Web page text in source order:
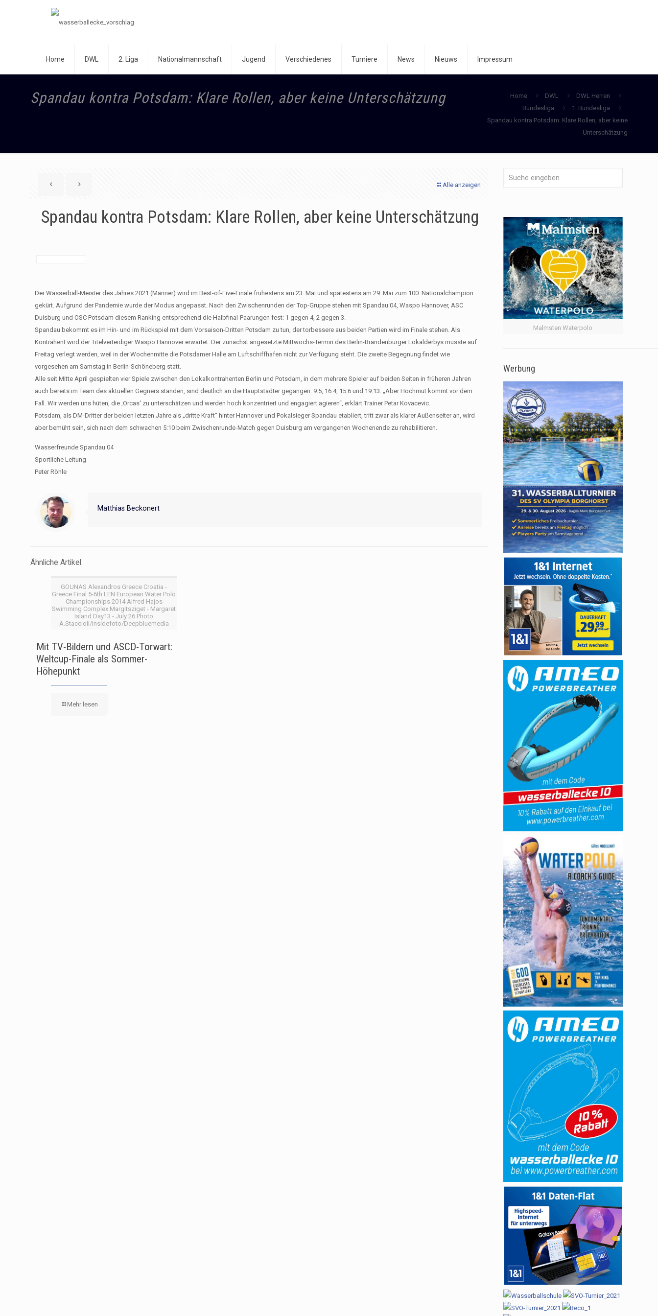
Home DWL 2. Liga Nationalmannschaft Jugend Verschiedenes Turniere News Nieuws Impressum
Spandau kontra Potsdam: Klare Rollen, aber keine Unterschätzung Home DWL
DWL Herren
Bundesliga
1. Bundesliga
Spandau kontra Potsdam: Klare Rollen, aber keine
Unterschätzung
Alle anzeigen
Spandau kontra Potsdam: Klare Rollen, aber keine Unterschätzung
Der Wasserball-Meister des Jahres 2021 (Männer) wird im Best-of-Five-Finale frühestens am 23. Mai und spätestens am 29. Mai zum 100. Nationalchampion
gekürt. Aufgrund der Pandemie wurde der Modus angepasst. Nach den Zwischenrunden der Top-Gruppe stehen mit Spandau 04, Waspo Hannover, ASC
Duisburg und OSC Potsdam diesem Ranking entsprechend die Halbfinal-Paarungen fest: 1 gegen 4, 2 gegen 3.
Spandau bekommt es im Hin- und im Rückspiel mit dem Vorsaison-Dritten Potsdam zu tun, der torbessere aus beiden Partien wird im Finale stehen. Als
Kontrahent wird der Titelverteidiger Waspo Hannover erwartet. Der zunächst angesetzte Mittwochs-Termin des Berlin-Brandenburger Lokalderbys musste auf
Freitag verlegt werden, weil in der Wochenmitte die Potsdamer Halle am Luftschiffhafen nicht zur Verfügung steht. Die zweite Begegnung findet wie
vorgesehen am Samstag in Berlin-Schöneberg statt.
Alle seit Mitte April gespielten vier Spiele zwischen den Lokalkontrahenten Berlin und Potsdam, in dem mehrere Spieler auf beiden Seiten in früheren Jahren
auch bereits im Team des aktuellen Gegners standen, sind deutlich an die Hauptstädter gegangen: 9:5, 16:4, 15:6 und 19:13. „Aber Hochmut kommt vor dem
Fall. Wir werden uns hüten, die ‚Orcas‘ zu unterschätzen und werden hoch konzentriert und engagiert agieren“, erklärt Trainer Petar Kovacevic.
Potsdam, als DM-Dritter der beiden letzten Jahre als „dritte Kraft“ hinter Hannover und Pokalsieger Spandau etabliert, tritt zwar als klarer Außenseiter an, wird
aber bemüht sein, sich nach dem schwachen 5:10 beim Zwischenrunde-Match gegen Duisburg am vergangenen Wochenende zu rehabilitieren.
Wasserfreunde Spandau 04
Sportliche Leitung
Peter Röhle
Matthias Beckonert
Ähnliche Artikel
GOUNAS Alexandros Greece Croatia -
Greece Final 5-6th LEN European Water Polo
Championships 2014 Alfred Hajos
Swimming Complex Margitsziget - Margaret
Island Day13 - July 26 Photo
A.Staccioli/Insidefoto/Deepbluemedia
Mit TV-Bildern und ASCD-Torwart:
Weltcup-Finale als Sommer-
Höhepunkt
Mehr lesen
Malmsten Waterpolo
Werbung